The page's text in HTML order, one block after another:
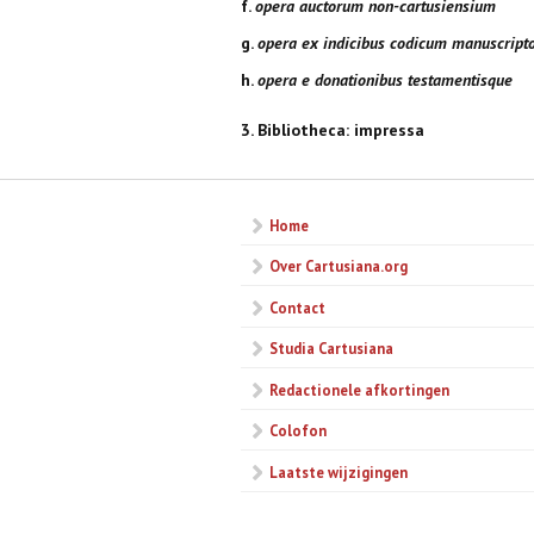
f.opera auctorum non-cartusiensium
g.opera ex indicibus codicum
h.opera e donationibus testamentisque
3. Bibliotheca: impressa
Home
Over Cartusiana.org
Contact
Studia Cartusiana
Redactionele afkortingen
Colofon
Laatste wijzigingen